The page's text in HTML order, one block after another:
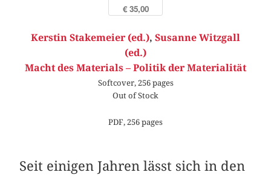
€ 35,00
Kerstin Stakemeier (ed.), Susanne Witzgall
(ed.)
Macht des Materials – Politik der Materialität
Softcover, 256 pages
Out of Stock
PDF, 256 pages
Seit einigen Jahren lässt sich in den